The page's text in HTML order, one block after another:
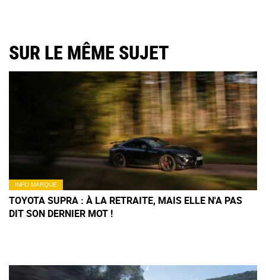
SUR LE MÊME SUJET
INFO MARQUE
TOYOTA SUPRA : À LA RETRAITE, MAIS ELLE N'A PAS
DIT SON DERNIER MOT !